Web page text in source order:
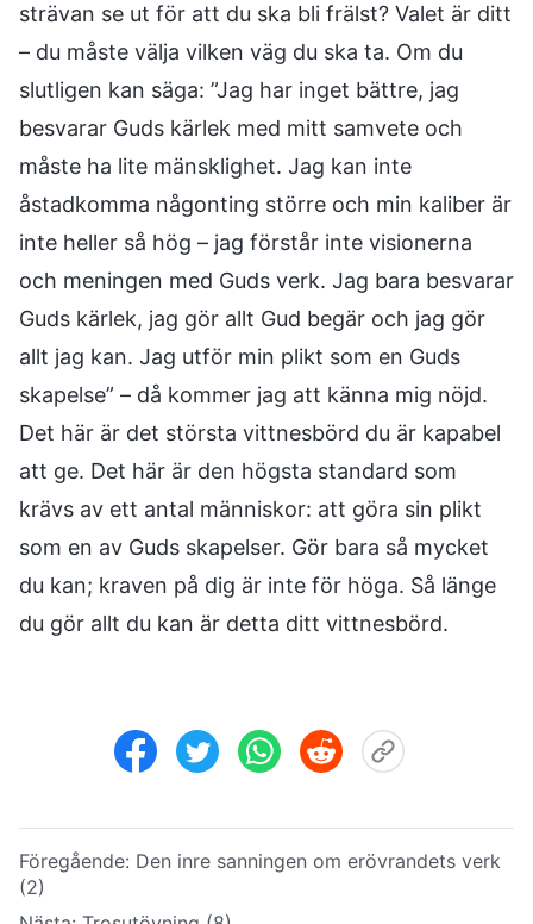
strävan se ut för att du ska bli frälst? Valet är ditt
– du måste välja vilken väg du ska ta. Om du
slutligen kan säga: ”Jag har inget bättre, jag
besvarar Guds kärlek med mitt samvete och
måste ha lite mänsklighet. Jag kan inte
åstadkomma någonting större och min kaliber är
inte heller så hög – jag förstår inte visionerna
och meningen med Guds verk. Jag bara besvarar
Guds kärlek, jag gör allt Gud begär och jag gör
allt jag kan. Jag utför min plikt som en Guds
skapelse” – då kommer jag att känna mig nöjd.
Det här är det största vittnesbörd du är kapabel
att ge. Det här är den högsta standard som
krävs av ett antal människor: att göra sin plikt
som en av Guds skapelser. Gör bara så mycket
du kan; kraven på dig är inte för höga. Så länge
du gör allt du kan är detta ditt vittnesbörd.
Föregående: Den inre sanningen om erövrandets verk
(2)